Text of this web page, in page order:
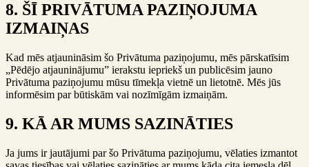
8. ŠĪ PRIVĀTUMA PAZIŅOJUMA
IZMAIŅAS
Kad mēs atjaunināsim šo Privātuma paziņojumu, mēs pārskatīsim
„Pēdējo atjauninājumu” ierakstu iepriekš un publicēsim jauno
Privātuma paziņojumu mūsu tīmekļa vietnē un lietotnē. Mēs jūs
informēsim par būtiskām vai nozīmīgām izmaiņām.
9. KĀ AR MUMS SAZINĀTIES
Ja jums ir jautājumi par šo Privātuma paziņojumu, vēlaties izmantot